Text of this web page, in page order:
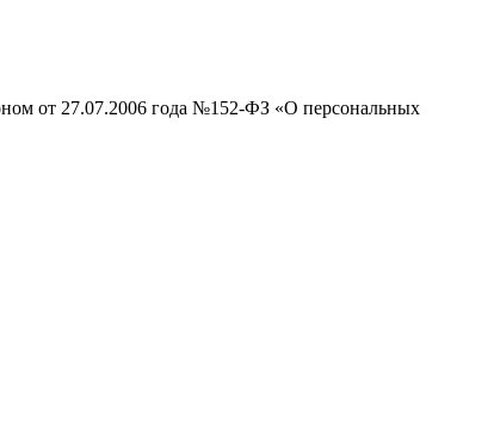
от 27.07.2006 года №152-ФЗ «О персональных